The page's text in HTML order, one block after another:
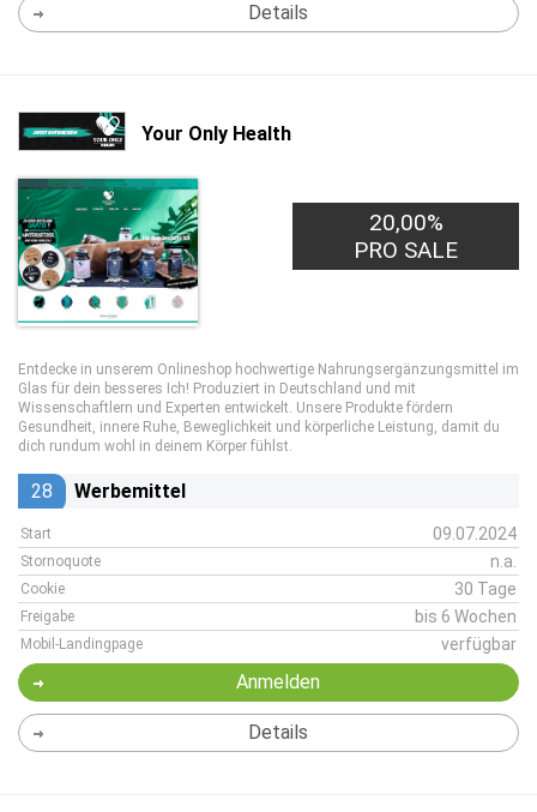
Details
Your Only Health
20,00%
PRO SALE
Entdecke in unserem Onlineshop hochwertige Nahrungsergänzungsmittel im
Glas für dein besseres Ich! Produziert in Deutschland und mit
Wissenschaftlern und Experten entwickelt. Unsere Produkte fördern
Gesundheit, innere Ruhe, Beweglichkeit und körperliche Leistung, damit du
dich rundum wohl in deinem Körper fühlst.
28 Werbemittel
Start 09.07.2024
Stornoquote n.a.
Cookie 30 Tage
Freigabe bis 6 Wochen
Mobil-Landingpage verfügbar
Anmelden
Details